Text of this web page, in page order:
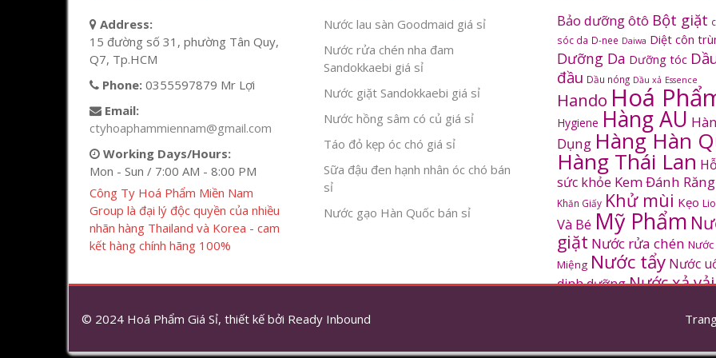
Address:
15 đường số 31, phường Tân Quy,
Q7, Tp.HCM
Phone: 0355597879 Mr Lợi
Email:
ctyhoaphammiennam@gmail.com
Working Days/Hours:
Mon - Sun / 7:00 AM - 8:00 PM
Công Ty Hoá Phẩm Miền Nam
Group là đại lý độc quyền của nhiều
nhãn hàng Thailand và Korea - cam
kết hàng chính hãng 100%
Nước lau sàn Goodmaid giá sỉ
Nước rửa chén nha đam
Sandokkaebi giá sỉ
Nước giặt Sandokkaebi giá sỉ
Nước hồng sâm có củ giá sỉ
Táo đỏ kẹp óc chó giá sỉ
Sữa đậu đen hạnh nhân óc chó bán
sỉ
Nước gạo Hàn Quốc bán sỉ
Bảo dưỡng ôtô Bột giặt
sóc da D-nee Daiwa Diệt côn
Dưỡng Da Dưỡng tóc
đầu Dầu nóng Dầu xả Essence
Hando Hoá
Hygiene Hàng AU
Dụng Hàng Hàn
Hàng Thái Lan
sức khỏe Kem Đánh Răng
Khăn Giấy Khử mùi Kẹo
Và Bé Mỹ Phẩm
giặt Nước rửa chén Nước
Miệng Nước tẩy Nước
dinh dưỡngNước xả vải
Sâm Hàn Quốc
© 2024 Hoá Phẩm Giá Sỉ, thiết kế bởi Ready Inbound